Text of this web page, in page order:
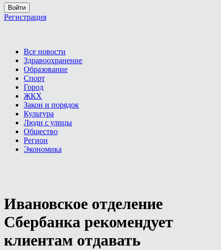
Войти
Регистрация
Все новости
Здравоохранение
Образование
Спорт
Город
ЖКХ
Закон и порядок
Культура
Люди с улицы
Общество
Регион
Экономика
Ивановское отделение
Сбербанка рекомендует
клиентам отдавать